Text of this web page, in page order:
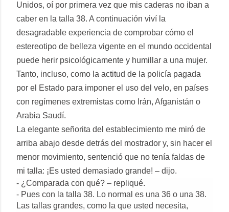
Unidos, oí por primera vez que mis caderas no iban a
caber en la talla 38. A continuación viví la
desagradable experiencia de comprobar cómo el
estereotipo de belleza vigente en el mundo occidental
puede herir psicológicamente y humillar a una mujer.
Tanto, incluso, como la actitud de la policía pagada
por el Estado para imponer el uso del velo, en países
con regímenes extremistas como Irán, Afganistán o
Arabia Saudí.
La elegante señorita del establecimiento me miró de
arriba abajo desde detrás del mostrador y, sin hacer el
menor movimiento, sentenció que no tenía faldas de
mi talla: ¡Es usted demasiado grande! – dijo.
- ¿Comparada con qué? – repliqué.
- Pues con la talla 38. Lo normal es una 36 o una 38.
Las tallas grandes, como la que usted necesita,